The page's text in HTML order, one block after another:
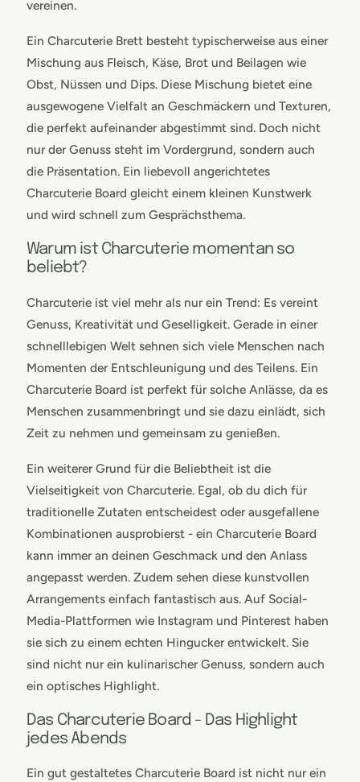
vereinen.
Ein Charcuterie Brett besteht typischerweise aus einer
Mischung aus Fleisch, Käse, Brot und Beilagen wie
Obst, Nüssen und Dips. Diese Mischung bietet eine
ausgewogene Vielfalt an Geschmäckern und Texturen,
die perfekt aufeinander abgestimmt sind. Doch nicht
nur der Genuss steht im Vordergrund, sondern auch
die Präsentation. Ein liebevoll angerichtetes
Charcuterie Board gleicht einem kleinen Kunstwerk
und wird schnell zum Gesprächsthema.
Warum ist Charcuterie momentan so
beliebt?
Charcuterie ist viel mehr als nur ein Trend: Es vereint
Genuss, Kreativität und Geselligkeit. Gerade in einer
schnelllebigen Welt sehnen sich viele Menschen nach
Momenten der Entschleunigung und des Teilens. Ein
Charcuterie Board ist perfekt für solche Anlässe, da es
Menschen zusammenbringt und sie dazu einlädt, sich
Zeit zu nehmen und gemeinsam zu genießen.
Ein weiterer Grund für die Beliebtheit ist die
Vielseitigkeit von Charcuterie. Egal, ob du dich für
traditionelle Zutaten entscheidest oder ausgefallene
Kombinationen ausprobierst - ein Charcuterie Board
kann immer an deinen Geschmack und den Anlass
angepasst werden. Zudem sehen diese kunstvollen
Arrangements einfach fantastisch aus. Auf Social-
Media-Plattformen wie Instagram und Pinterest haben
sie sich zu einem echten Hingucker entwickelt. Sie
sind nicht nur ein kulinarischer Genuss, sondern auch
ein optisches Highlight.
Das Charcuterie Board - Das Highlight
jedes Abends
Ein gut gestaltetes Charcuterie Board ist nicht nur ein